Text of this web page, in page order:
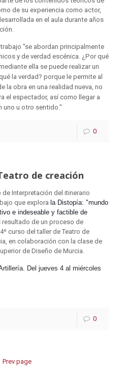
de su experiencia como actor,
en el aula durante años
"se abordan principalmente
y de verdad escénica. ¿Por qué
ella se puede realizar un
la verdad? porque le permite al
la obra en una realidad nueva, no
el espectador, así como llegar a
uno u otro sentido."
0
de creación
Interpretación del itinerario
que explora la Distopía: "mundo
e indeseable y factible de
resultado de un proceso de
curso del taller de Teatro de
en colaboración con la clase de
de Diseño de Murcia.
Del jueves 4 al miércoles
0
Prev page